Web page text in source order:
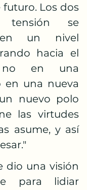
Los dos
tensión se
en un nivel
hacia el
no en una
en una nueva
nuevo polo
las virtudes
asume, y así
dio una visión
para lidiar